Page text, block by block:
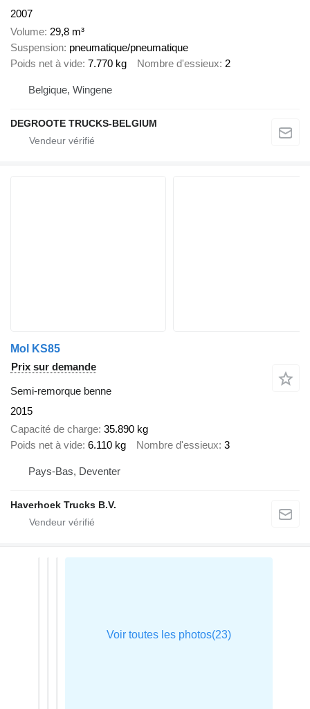
2007
Volume 29,8 m³
Suspension pneumatique/pneumatique
Poids net à vide 7.770 kg Nombre d'essieux 2
Belgique, Wingene
DEGROOTE TRUCKS-BELGIUM
Mol KS85
Prix sur demande
Semi-remorque benne
2015
Capacité de charge 35.890 kg
Poids net à vide 6.110 kg Nombre d'essieux 3
Pays-Bas, Deventer
Haverhoek Trucks B.V.